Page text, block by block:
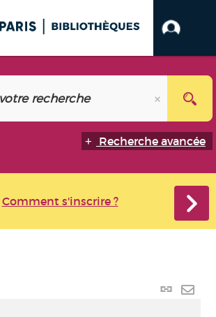
Recherche avancée
Comment s'inscrire ?
Lien